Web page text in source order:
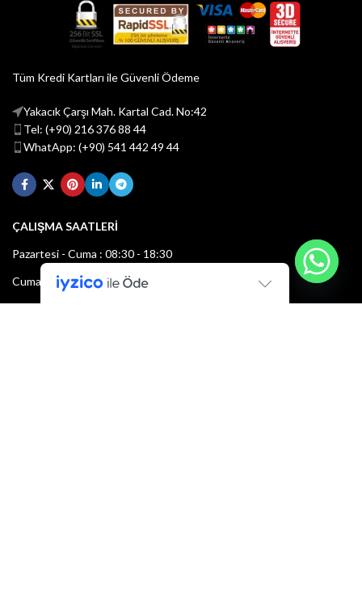
Tüm Kredi Kartları ile Güvenli Ödeme
Yakacık Çarşı Mah. Kartal Cad. No:42
Tel: (+90) 216 376 88 44
WhatApp: (+90) 541 442 49 44
ÇALIŞMA SAATLERİ
Pazartesi - Cuma : 08:30 - 18:30
Cumartesi : 08:30 - 13:00